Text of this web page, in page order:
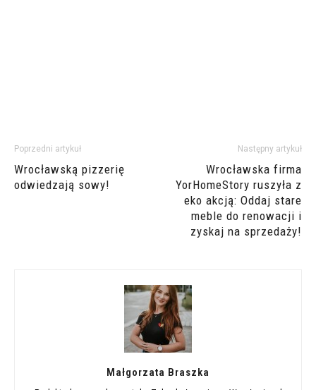
Poprzedni artykuł
Wrocławską pizzerię
odwiedzają sowy!
Następny artykuł
Wrocławska firma
YorHomeStory ruszyła z
eko akcją: Oddaj stare
meble do renowacji i
zyskaj na sprzedaży!
Małgorzata Braszka